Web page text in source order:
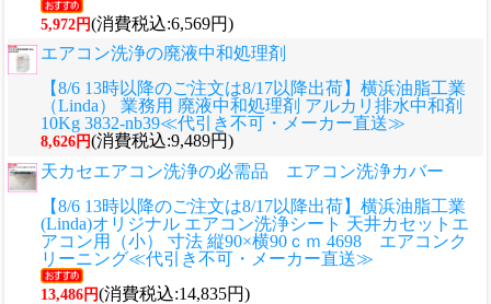
5,972円(消費税込:6,569円)
エアコン洗浄の廃液中和処理剤
【8/6 13時以降のご注文は8/17以降出荷】横浜油脂工業
（Linda） 業務用 廃液中和処理剤 アルカリ排水中和剤
10Kg 3832-nb39≪代引き不可・メーカー直送≫
8,626円(消費税込:9,489円)
天カセエアコン洗浄の必需品 エアコン洗浄カバー
【8/6 13時以降のご注文は8/17以降出荷】横浜油脂工業
(Linda)オリジナル エアコン洗浄シート 天井カセットエ
アコン用（小） 寸法 縦90×横90ｃｍ 4698 エアコンク
リーニング≪代引き不可・メーカー直送≫
13,486円(消費税込:14,835円)